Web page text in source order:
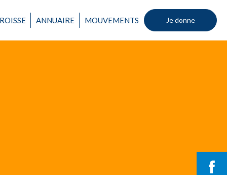
ANNUAIRE MOUVEMENTS Je donne
Un mouvement